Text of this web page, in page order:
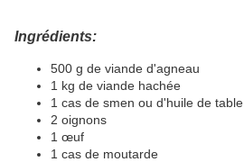
Ingrédients:
500 g de viande d'agneau
1 kg de viande hachée
1 cas de smen ou d'huile de table
2 oignons
1 œuf
1 cas de moutarde